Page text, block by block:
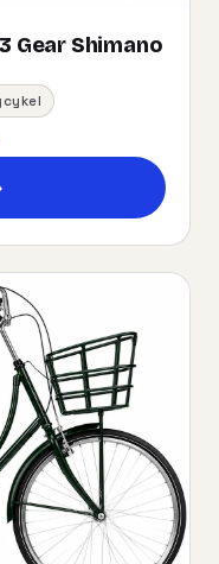
Gear Shimano